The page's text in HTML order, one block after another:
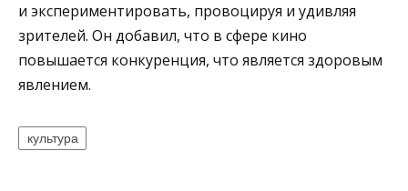
и экспериментировать, провоцируя и удивляя
зрителей. Он добавил, что в сфере кино
повышается конкуренция, что является здоровым
явлением.
культура